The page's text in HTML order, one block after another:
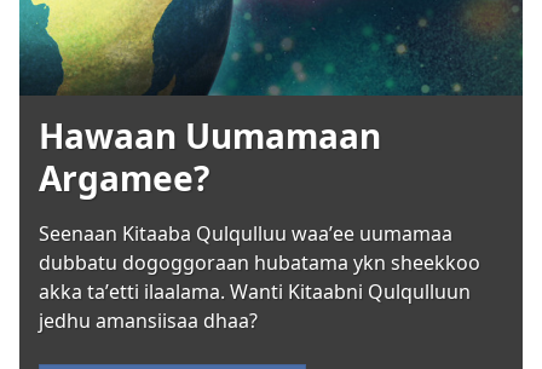
Hawaan Uumamaan
Argamee?
Seenaan Kitaaba Qulqulluu waaʼee uumamaa
dubbatu dogoggoraan hubatama ykn sheekkoo
akka taʼetti ilaalama. Wanti Kitaabni Qulqulluun
jedhu amansiisaa dhaa?